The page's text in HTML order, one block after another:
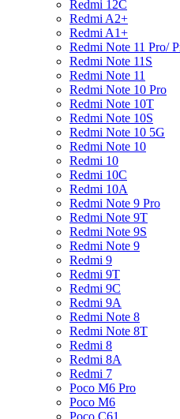
Redmi 12C
Redmi A2+
Redmi A1+
Redmi Note 11 Pro/
Redmi Note 11S
Redmi Note 11
Redmi Note 10 Pro
Redmi Note 10T
Redmi Note 10S
Redmi Note 10 5G
Redmi Note 10
Redmi 10
Redmi 10C
Redmi 10A
Redmi Note 9 Pro
Redmi Note 9T
Redmi Note 9S
Redmi Note 9
Redmi 9
Redmi 9T
Redmi 9C
Redmi 9A
Redmi Note 8
Redmi Note 8T
Redmi 8
Redmi 8A
Redmi 7
Poco M6 Pro
Poco M6
Poco C61